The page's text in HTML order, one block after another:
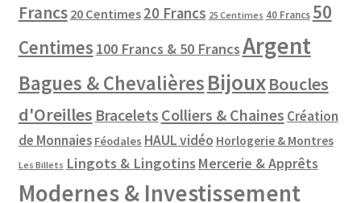
Francs 20 Centimes 20 Francs 25 Centimes 40 Francs 50
Centimes 100 Francs & 50 FrancsArgent
Bagues & ChevalièresBijouxBoucles
d'Oreilles Bracelets Colliers & Chaines Création
de Monnaies Féodales HAUL vidéo Horlogerie & Montres
Les Billets Lingots & Lingotins Mercerie & Apprêts
Modernes & Investissement